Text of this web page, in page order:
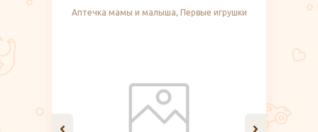
Аптечка мамы и малыша, Первые игрушки